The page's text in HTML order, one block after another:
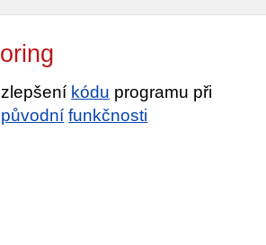
zlepšení kódu programu při
původní funkčnosti